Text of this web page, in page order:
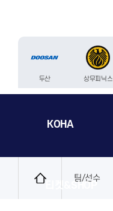
두산 상무피닉스
KOHA
티켓&SHOP
팀/선수